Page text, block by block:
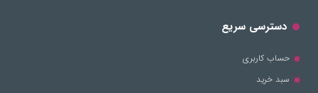
دسترسی سریع
حساب کاربری
سبد خرید